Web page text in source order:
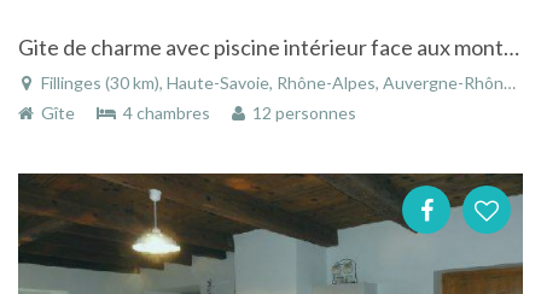
Gite de charme avec piscine intérieur face aux montagnes
Fillinges (30 km), Haute-Savoie, Rhône-Alpes, Auvergne-Rhône-Alpes, France
Gîte
4 chambres 12 personnes